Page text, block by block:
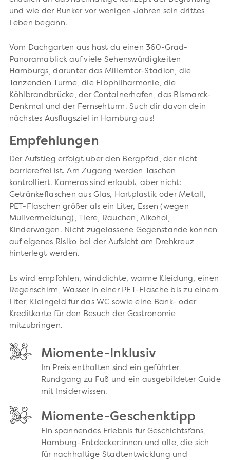
und wie der Bunker vor wenigen Jahren sein drittes
Leben begann.
Vom Dachgarten aus hast du einen 360-Grad-
Panoramablick auf viele Sehenswürdigkeiten
Hamburgs, darunter das Millerntor-Stadion, die
Tanzenden Türme, die Elbphilharmonie, die
Köhlbrandbrücke, der Containerhafen, das Bismarck-
Denkmal und der Fernsehturm. Such dir davon dein
nächstes Ausflugsziel in Hamburg aus!
Empfehlungen
Der Aufstieg erfolgt über den Bergpfad, der nicht
barrierefrei ist. Am Zugang werden Taschen
kontrolliert. Kameras sind erlaubt, aber nicht:
Getränkeflaschen aus Glas, Hartplastik oder Metall,
PET-Flaschen größer als ein Liter, Essen (wegen
Müllvermeidung), Tiere, Rauchen, Alkohol,
Kinderwagen. Nicht zugelassene Gegenstände können
auf eigenes Risiko bei der Aufsicht am Drehkreuz
hinterlegt werden.
Es wird empfohlen, winddichte, warme Kleidung, einen
Regenschirm, Wasser in einer PET-Flasche bis zu einem
Liter, Kleingeld für das WC sowie eine Bank- oder
Kreditkarte für den Besuch der Gastronomie
mitzubringen.
Miomente-Inklusiv
Im Preis enthalten sind ein geführter
Rundgang zu Fuß und ein ausgebildeter Guide
mit Insiderwissen.
Miomente-Geschenktipp
Ein spannendes Erlebnis für Geschichtsfans,
Hamburg-Entdecker:innen und alle, die sich
für nachhaltige Stadtentwicklung und